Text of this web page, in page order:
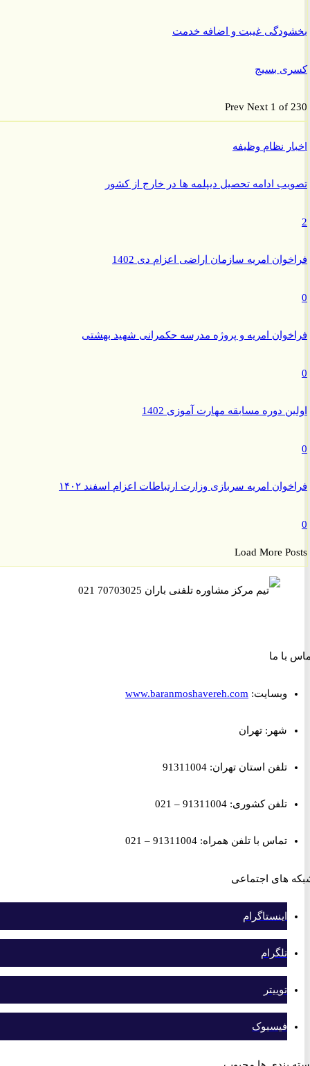
غیبت و اضافه خدمت
بسیج
PrevNext 1 of
نظام وظیفه
ادامه تحصیل دیپلمه ها در خارج از کشور
امریه سازمان اراضی اعزام دی 1402
امریه و پروژه مدرسه حکمرانی شهید بهشتی
دوره مسابقه مهارت آموزی 1402
امریه سربازی وزارت ارتباطات اعزام اسفند ۱۴۰۲
Load More
ما
وبسایت:www.baranmoshavereh.com
شهر: تهران
تلفن استان تهران: 91311004
تلفن کشوری: 91311004 – 021
تماس با تلفن همراه: 91311004 – 021
اجتماعی
اینستاگرام
تلگرام
توییتر
فیسبوک